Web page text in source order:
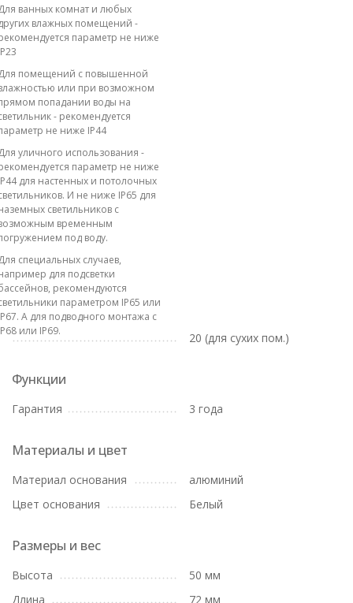
ванных комнат и любых
влажных помещений -
параметр не ниже
помещений с повышенной
или при возможном
попадании воды на
- рекомендуется
не ниже IP44
уличного использования -
параметр не ниже
для настенных и потолочных
И не ниже IP65 для
светильников с
временным
под воду.
специальных случаев,
для подсветки
рекомендуются
параметром IP65 или
А для подводного монтажа с
или IP69.
20 (для сухих пом.)
Функции
Гарантия 3 года
Материалы и цвет
Материал основания
алюминий
Цвет основания
Белый
Размеры и вес
Высота
50 мм
Длина
72 мм